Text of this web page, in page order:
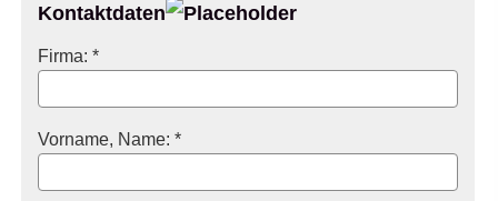
Kontaktdaten
Firma: *
Vorname, Name: *